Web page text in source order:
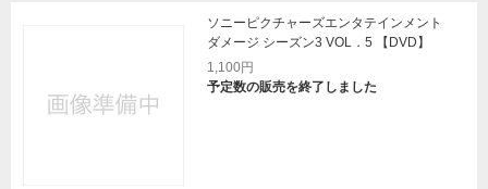
ソニーピクチャーズエンタテインメント
ダメージ シーズン3 VOL．5 【DVD】
1,100円
予定数の販売を終了しました